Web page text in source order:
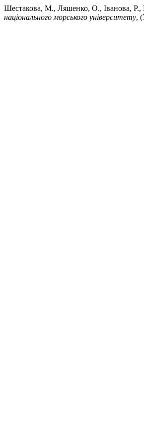
Шестакова, М., Ляшенко, О., Іванова, Р.,
національного морського університету,